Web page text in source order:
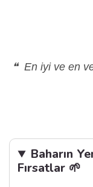
❝ En iyi ve en
Baharın
Fırsatlar 🌱